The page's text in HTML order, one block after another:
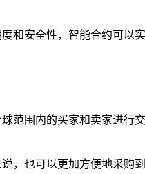
和安全性，智能合约可以
范围内的买家和卖家进行
也可以更加方便地采购